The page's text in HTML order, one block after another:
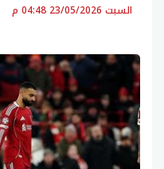
السبت 23/05/2026 04:48 م